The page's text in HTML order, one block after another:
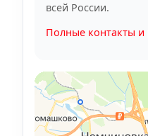
всей России.
Полные контакты и